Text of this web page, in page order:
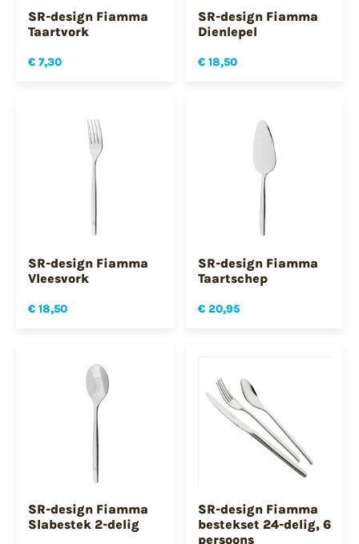
SR-design Fiamma
Taartvork
€ 7,30
SR-design Fiamma
Dienlepel
€ 18,50
SR-design Fiamma
Vleesvork
€ 18,50
SR-design Fiamma
Taartschep
€ 20,95
SR-design Fiamma
Slabestek 2-delig
SR-design Fiamma
bestekset 24-delig, 6
persoons